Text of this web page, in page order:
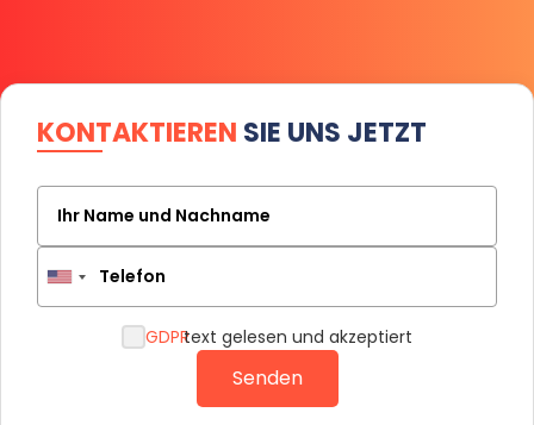
KONTAKTIEREN SIE UNS JETZT
Ihr Name und Nachname
Telefon
GDPRtext gelesen und akzeptiert
Senden